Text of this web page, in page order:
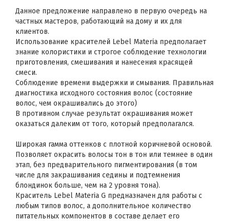
Данное предложение направлено в первую очередь на
частных мастеров, работающий на дому и их для
клиентов.
Использование красителей Lebel Materia предполагает
знание колористики и строгое соблюдение технологии
приготовления, смешивания и нанесения красящей
смеси.
Соблюдение времени выдержки и смывания. Правильная
диагностика исходного состояния волос (состояние
волос, чем окрашивались до этого)
В противном случае результат окрашивания может
оказаться далеким от того, который предполагался.
Широкая гамма оттенков с плотной коричневой основой.
Позволяет окрасить волосы тон в тон или темнее в один
этап, без предварительного пигментирования (в том
числе для закрашивания седины и подтемнения
блондинок больше, чем на 2 уровня тона).
Краситель Lebel Materia G предназначен для работы с
любым типов волос, а дополнительное количество
питательных компонентов в составе делает его